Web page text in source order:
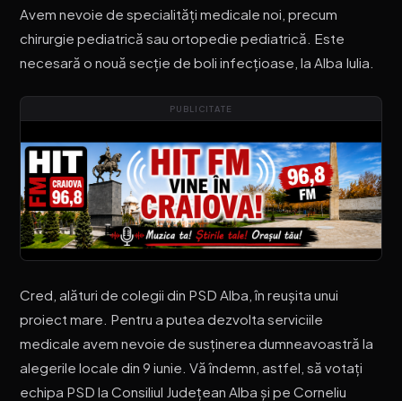
Avem nevoie de specialități medicale noi, precum
chirurgie pediatrică sau ortopedie pediatrică. Este
necesară o nouă secție de boli infecțioase, la Alba Iulia.
PUBLICITATE
Cred, alături de colegii din PSD Alba, în reușita unui
proiect mare. Pentru a putea dezvolta serviciile
medicale avem nevoie de susținerea dumneavoastră la
alegerile locale din 9 iunie. Vă îndemn, astfel, să votați
echipa PSD la Consiliul Județean Alba și pe Corneliu